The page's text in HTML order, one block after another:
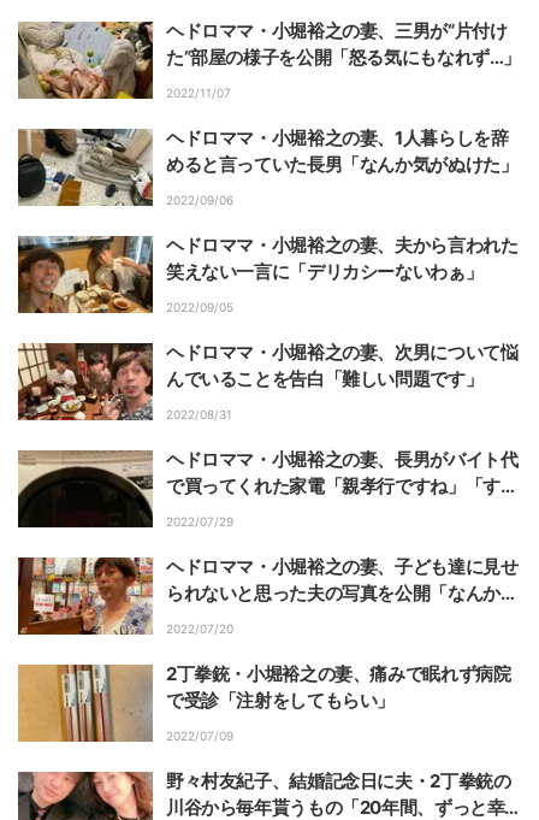
ヘドロママ・小堀裕之の妻、三男が“片付け
た”部屋の様子を公開「怒る気にもなれず…」
2022/11/07
ヘドロママ・小堀裕之の妻、1人暮らしを辞
めると言っていた長男「なんか気がぬけた」
2022/09/06
ヘドロママ・小堀裕之の妻、夫から言われた
笑えない一言に「デリカシーないわぁ」
2022/09/05
ヘドロママ・小堀裕之の妻、次男について悩
んでいることを告白「難しい問題です」
2022/08/31
ヘドロママ・小堀裕之の妻、長男がバイト代
で買ってくれた家電「親孝行ですね」「すご
い」の声
2022/07/29
ヘドロママ・小堀裕之の妻、子ども達に見せ
られないと思った夫の写真を公開「なんかオ
シャレな感じ」
2022/07/20
2丁拳銃・小堀裕之の妻、痛みで眠れず病院
で受診「注射をしてもらい」
2022/07/09
野々村友紀子、結婚記念日に夫・2丁拳銃の
川谷から毎年貰うもの「20年間、ずっと幸